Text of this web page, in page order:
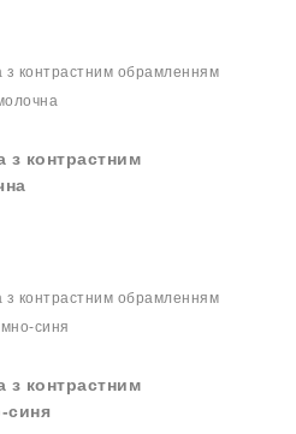
з контрастним
з контрастним
синя